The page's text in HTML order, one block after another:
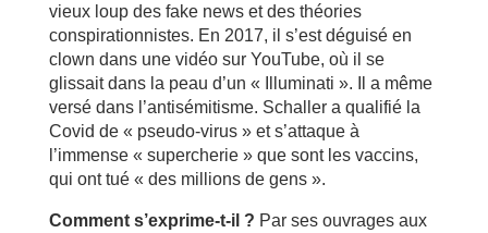
vieux loup des fake news et des théories
conspirationnistes. En 2017, il s’est déguisé en
clown dans une vidéo sur YouTube, où il se
glissait dans la peau d’un « Illuminati ». Il a même
versé dans l’antisémitisme. Schaller a qualifié la
Covid de « pseudo-virus » et s’attaque à
l’immense « supercherie » que sont les vaccins,
qui ont tué « des millions de gens ».
Comment s’exprime-t-il ? Par ses ouvrages aux